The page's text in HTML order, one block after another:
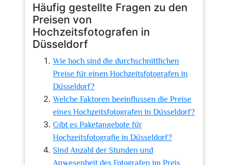
Häufig gestellte Fragen zu den
Preisen von
Hochzeitsfotografen in
Düsseldorf
Wie hoch sind die durchschnittlichen
Preise für einen Hochzeitsfotografen in
Düsseldorf?
Welche Faktoren beeinflussen die Preise
eines Hochzeitsfotografen in Düsseldorf?
Gibt es Paketangebote für
Hochzeitsfotografie in Düsseldorf?
Sind Anzahl der Stunden und
Anwesenheit des Fotografen im Preis